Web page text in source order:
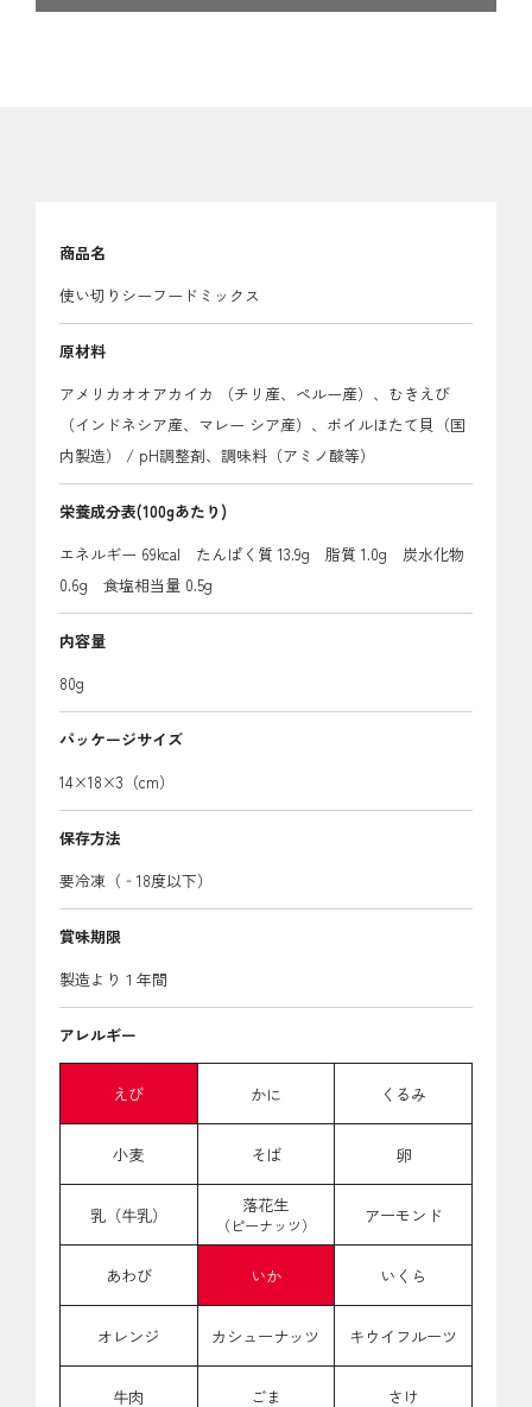
商品名
使い切りシーフードミックス
原材料
アメリカオオアカイカ （チリ産、ペルー産）、むきえび
（インドネシア産、マレー シア産）、ボイルほたて貝（国
内製造） / pH調整剤、調味料（アミノ酸等）
栄養成分表(100gあたり)
エネルギー 69kcal たんぱく質 13.9g 脂質 1.0g 炭水化物
0.6g 食塩相当量 0.5g
内容量
80g
パッケージサイズ
14×18×3（cm）
保存方法
要冷凍（‐18度以下）
賞味期限
製造より１年間
アレルギー
えび かに くるみ
小麦 そば 卵
乳（牛乳） 落花生
（ピーナッツ） アーモンド
あわび いか いくら
オレンジ カシューナッツ キウイフルーツ
牛肉 ごま さけ